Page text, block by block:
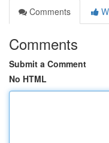
Comments
Comments
Submit a Comment
No HTML